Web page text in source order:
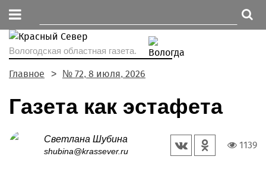
Вологодская областная газета.
Главное № 72, 8 июля, 2026
Газета как эстафета
Светлана Шубина
shubina@krassever.ru
1139